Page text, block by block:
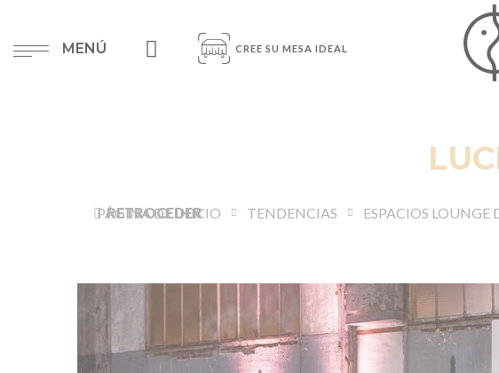
MENÚ CREE SU MESA IDEAL
RETROCEDER
PÁGINA DE INICIO TENDENCIAS ESPACIOS LOUNGE